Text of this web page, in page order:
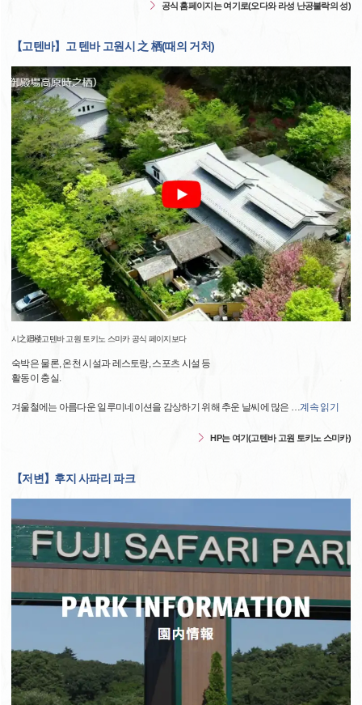
공식 홈페이지는 여기로(오다와 라성 난공불락의 성)
【고텐바】고 텐바 고원시 之 栖(때의 거처)
시之廻楼고텐바 고원 토키노 스미카 공식 페이지보다
숙박은 물론, 온천 시설과 레스토랑, 스포츠 시설 등
활동이 충실.
겨울철에는 아름다운 일루미네이션을 감상하기 위해 추운 날씨에 많은 …계속 읽기
HP는 여기(고텐바 고원 토키노 스미카)
【저변】후지 사파리 파크